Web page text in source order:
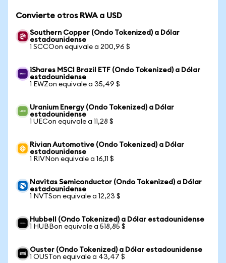
Convierte otros RWA a USD
Southern Copper (Ondo Tokenized) a Dólar
estadounidense
1 SCCOon equivale a 200,96 $
iShares MSCI Brazil ETF (Ondo Tokenized) a Dólar
estadounidense
1 EWZon equivale a 35,49 $
Uranium Energy (Ondo Tokenized) a Dólar
estadounidense
1 UECon equivale a 11,28 $
Rivian Automotive (Ondo Tokenized) a Dólar
estadounidense
1 RIVNon equivale a 16,11 $
Navitas Semiconductor (Ondo Tokenized) a Dólar
estadounidense
1 NVTSon equivale a 12,23 $
Hubbell (Ondo Tokenized) a Dólar estadounidense
1 HUBBon equivale a 518,85 $
Ouster (Ondo Tokenized) a Dólar estadounidense
1 OUSTon equivale a 43,47 $